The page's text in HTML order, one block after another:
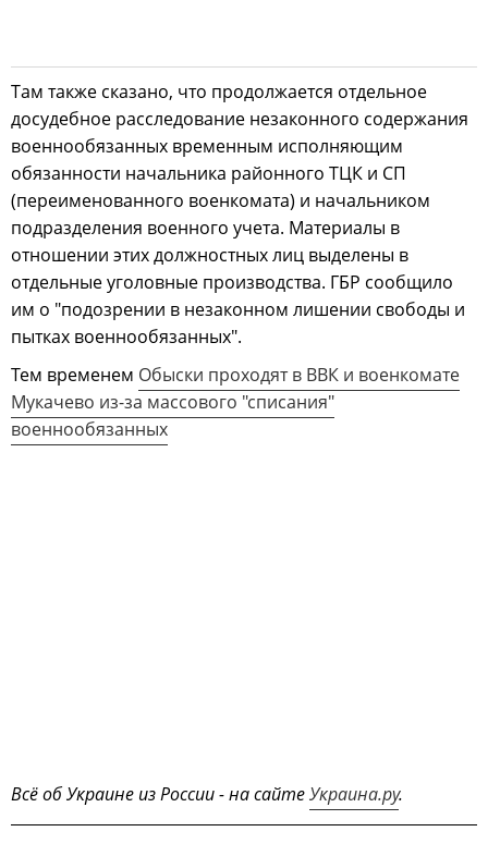
Там также сказано, что продолжается отдельное
досудебное расследование незаконного содержания
военнообязанных временным исполняющим
обязанности начальника районного ТЦК и СП
(переименованного военкомата) и начальником
подразделения военного учета. Материалы в
отношении этих должностных лиц выделены в
отдельные уголовные производства. ГБР сообщило
им о "подозрении в незаконном лишении свободы и
пытках военнообязанных".
Тем временем Обыски проходят в ВВК и военкомате
Мукачево из-за массового "списания"
военнообязанных
Всё об Украине из России - на сайтеУкраина.ру.